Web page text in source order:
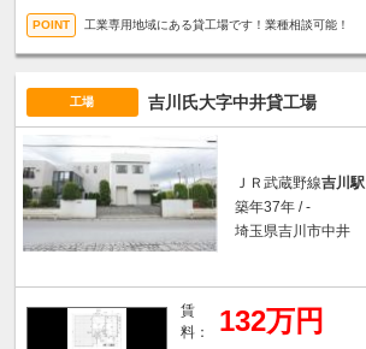
工業専用地域にある貸工場です！業種相談可能！
工場 吉川氏大字中井貸工場
ＪＲ武蔵野線吉川駅
築年37年 / -
埼玉県吉川市中井
賃
料：
132万円